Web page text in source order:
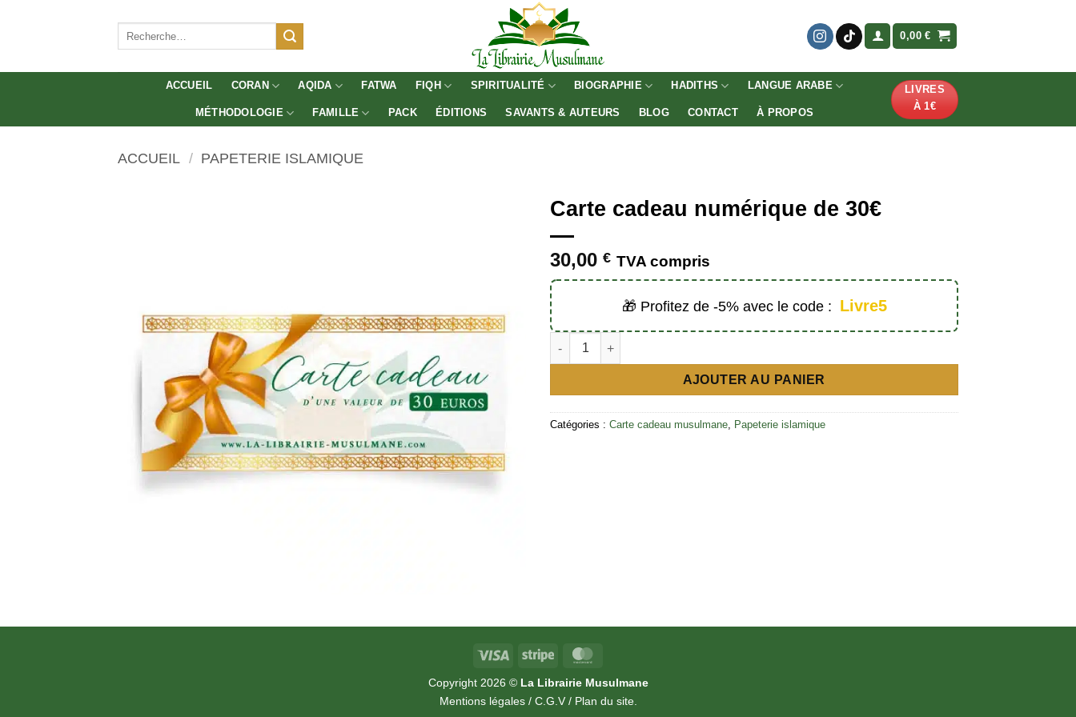
0,00€
ACCUEIL CORAN AQIDA FATWA FIQH SPIRITUALITÉ BIOGRAPHIE HADITHS LANGUE ARABE
MÉTHODOLOGIE FAMILLE PACK ÉDITIONS SAVANTS & AUTEURS BLOG CONTACT À PROPOS
LIVRES
À 1€
ACCUEIL / PAPETERIE ISLAMIQUE
Carte cadeau numérique de 30€
30,00 € TVA compris
🎁 Profitez de -5% avec le code : Livre5
quantité de Carte cadeau numérique de 30€
AJOUTER AU PANIER
Catégories : Carte cadeau musulmane Papeterie islamique
Visa Stripe
Copyright 2026 © La Librairie Musulmane
Mentions légales/ C.G.V/ Plan du site.